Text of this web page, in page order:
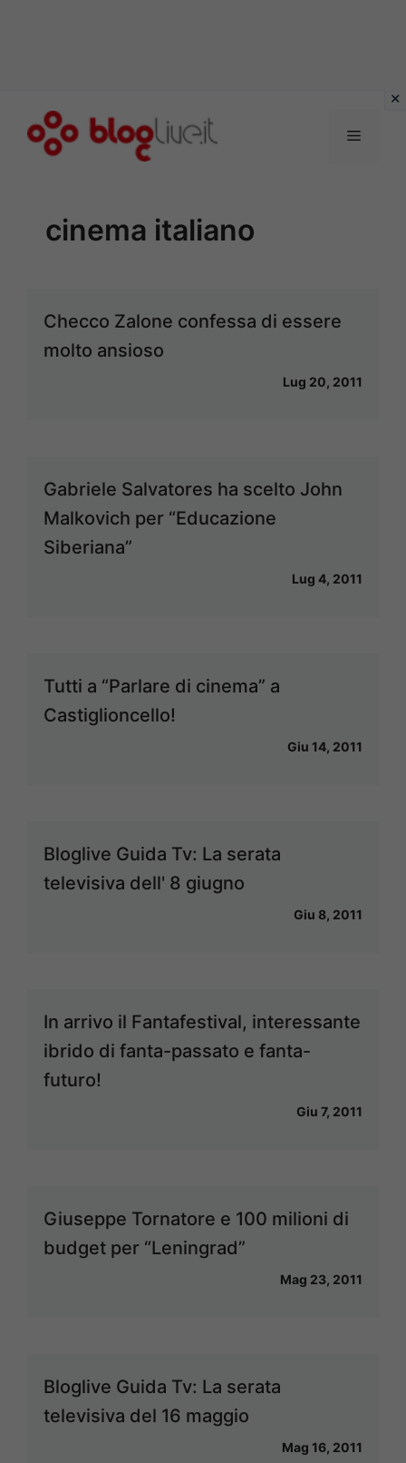
Menu
cinema italiano
Checco Zalone confessa di essere
molto ansioso
Lug 20, 2011
Gabriele Salvatores ha scelto John
Malkovich per “Educazione
Siberiana”
Lug 4, 2011
Tutti a “Parlare di cinema” a
Castiglioncello!
Giu 14, 2011
Bloglive Guida Tv: La serata
televisiva dell' 8 giugno
Giu 8, 2011
In arrivo il Fantafestival, interessante
ibrido di fanta-passato e fanta-
futuro!
Giu 7, 2011
Giuseppe Tornatore e 100 milioni di
budget per “Leningrad”
Mag 23, 2011
Bloglive Guida Tv: La serata
televisiva del 16 maggio
Mag 16, 2011